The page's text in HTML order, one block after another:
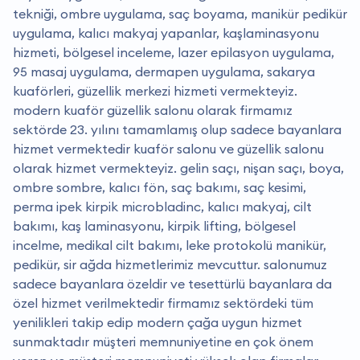
tekniği, ombre uygulama, saç boyama, manikür pedikür
uygulama, kalıcı makyaj yapanlar, kaşlaminasyonu
hizmeti, bölgesel inceleme, lazer epilasyon uygulama,
95 masaj uygulama, dermapen uygulama, sakarya
kuaförleri, güzellik merkezi hizmeti vermekteyiz.
modern kuaför güzellik salonu olarak firmamız
sektörde 23. yılını tamamlamış olup sadece bayanlara
hizmet vermektedir kuaför salonu ve güzellik salonu
olarak hizmet vermekteyiz. gelin saçı, nişan saçı, boya,
ombre sombre, kalıcı fön, saç bakımı, saç kesimi,
perma ipek kirpik microbladinc, kalıcı makyaj, cilt
bakımı, kaş laminasyonu, kirpik lifting, bölgesel
incelme, medikal cilt bakımı, leke protokolü manikür,
pedikür, sir ağda hizmetlerimiz mevcuttur. salonumuz
sadece bayanlara özeldir ve tesettürlü bayanlara da
özel hizmet verilmektedir firmamız sektördeki tüm
yenilikleri takip edip modern çağa uygun hizmet
sunmaktadır müşteri memnuniyetine en çok önem